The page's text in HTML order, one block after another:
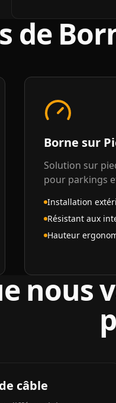
de
Borne sur
Solution sur
pour parkings
Installation
Résistant aux
Hauteur
nous
câble